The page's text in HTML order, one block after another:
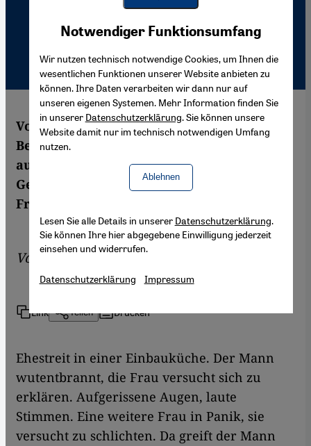
Vor dem Hintergrund des EU-
Beitrittsgesuchs bemüht sich die Türkei
auch um die Gleichstellung der Frau in der
Gesellschaft. Die Fälle von Gewalt gegen
Frauen sind nach wie vor unübersehbar.
VonLisa Renard
Link Teilen Drucken
Ehestreit in einer Einbauküche. Der Mann
wutentbrannt, die Frau versucht sich zu
erklären. Aufgerissene Augen, laute
Stimmen. Eine weitere Frau in Panik, sie
versucht zu schlichten. Da greift der Mann
Notwendiger Funktionsumfang
Wir nutzen technisch notwendige Cookies, um Ihnen die
wesentlichen Funktionen unserer Website anbieten zu
können. Ihre Daten verarbeiten wir dann nur auf
unseren eigenen Systemen. Mehr Information finden Sie
in unserer Datenschutzerklärung. Sie können unsere
Website damit nur im technisch notwendigen Umfang
nutzen.
Ablehnen
Google Maps Embed
Lesen Sie alle Details in unserer Datenschutzerklärung.
Sie können Ihre hier abgegebene Einwilligung jederzeit
einsehen und widerrufen.
Datenschutzerklärung Impressum